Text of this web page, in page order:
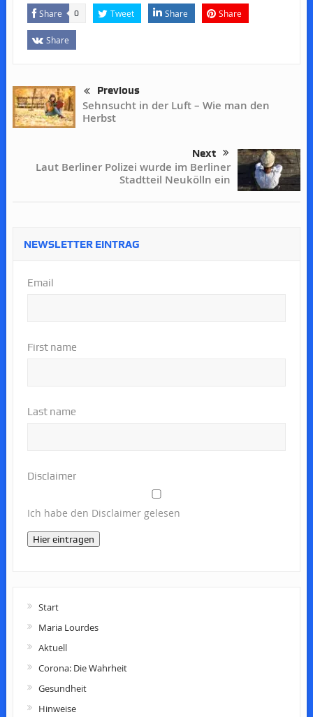
Share 0 Tweet Share Share
Share
Previous
Sehnsucht in der Luft – Wie man den
Herbst
Next
Laut Berliner Polizei wurde im Berliner
Stadtteil Neukölln ein
NEWSLETTER EINTRAG
Email
First name
Last name
Disclaimer
Ich habe den Disclaimer gelesen
Hier eintragen
Start
Maria Lourdes
Aktuell
Corona: Die Wahrheit
Gesundheit
Hinweise